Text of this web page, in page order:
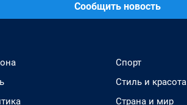
Сообщить новость
Спорт
Стиль и красота
Страна и мир